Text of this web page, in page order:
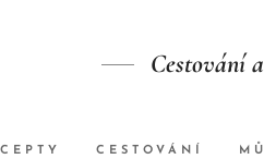
Cestování
CESTOVÁNÍ